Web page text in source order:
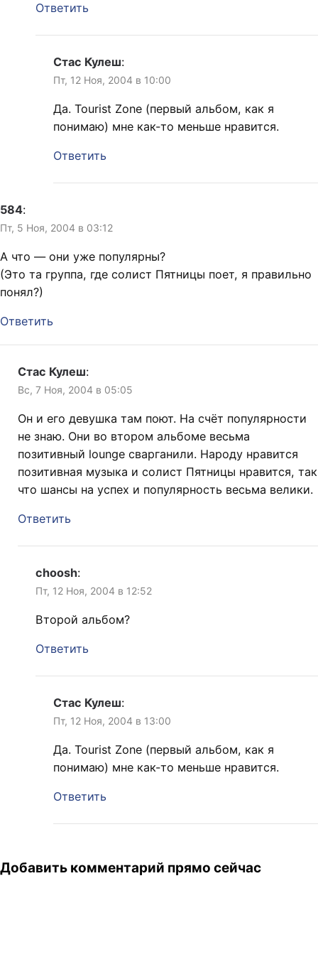
Ответить
Стас Кулеш:
Пт, 12 Ноя, 2004 в 10:00
Да. Tourist Zone (первый альбом, как я
понимаю) мне как-то меньше нравится.
Ответить
584:
Пт, 5 Ноя, 2004 в 03:12
А что — они уже популярны?
(Это та группа, где солист Пятницы поет, я правильно
понял?)
Ответить
Стас Кулеш:
Вс, 7 Ноя, 2004 в 05:05
Он и его девушка там поют. На счёт популярности
не знаю. Они во втором альбоме весьма
позитивный lounge сварганили. Народу нравится
позитивная музыка и солист Пятницы нравится, так
что шансы на успех и популярность весьма велики.
Ответить
choosh:
Пт, 12 Ноя, 2004 в 12:52
Второй альбом?
Ответить
Стас Кулеш:
Пт, 12 Ноя, 2004 в 13:00
Да. Tourist Zone (первый альбом, как я
понимаю) мне как-то меньше нравится.
Ответить
Добавить комментарий прямо сейчас